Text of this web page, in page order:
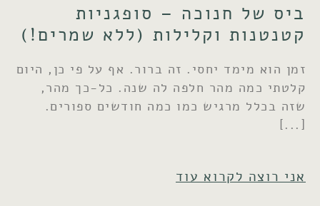
ביס של חנוכה – סופגניות
קטנטנות וקלילות (ללא שמרים!)
זמן הוא מימד יחסי. זה ברור. אף על פי כן, היום
קלטתי כמה מהר חלפה לה שנה. כל-כך מהר,
שזה בכלל מרגיש כמו כמה חודשים ספורים.
אני רוצה לקרוא עוד